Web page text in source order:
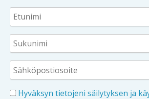
Hyväksyn tietojeni säilytyksen ja